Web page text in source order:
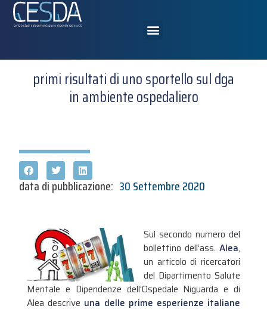
primi risultati di uno sportello sul dga
in ambiente ospedaliero
data di pubblicazione: 30 Settembre 2020
Sul secondo numero del
bollettino dell’ass. Alea,
un articolo di ricercatori
del Dipartimento Salute
Mentale e Dipendenze dell’Ospedale Niguarda e di
Alea descrive una delle prime esperienze italiane